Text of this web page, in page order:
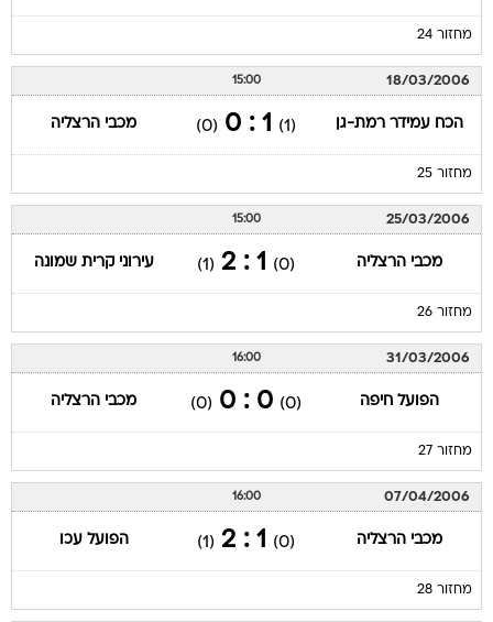
מחזור 24
18/03/2006
15:00
הכח עמידר רמת-גן (1)
1 : 0
(0) מכבי הרצליה
מחזור 25
25/03/2006
15:00
מכבי הרצליה (0)
1 : 2
(1) עירוני קרית שמונה
מחזור 26
31/03/2006
16:00
הפועל חיפה (0)
0 : 0
(0) מכבי הרצליה
מחזור 27
07/04/2006
16:00
מכבי הרצליה (0)
1 : 2
(1) הפועל עכו
מחזור 28